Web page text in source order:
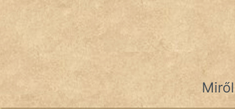
Bibliai